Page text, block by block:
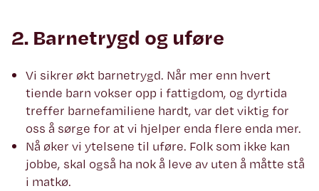
2. Barnetrygd og uføre
Vi sikrer økt barnetrygd. Når mer enn hvert
tiende barn vokser opp i fattigdom, og dyrtida
treffer barnefamiliene hardt, var det viktig for
oss å sørge for at vi hjelper enda flere enda mer.
Nå øker vi ytelsene til uføre. Folk som ikke kan
jobbe, skal også ha nok å leve av uten å måtte stå
i matkø.